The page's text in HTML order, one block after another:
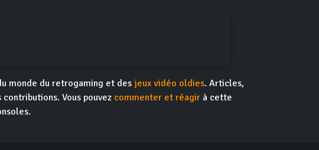
monde du retrogaming et des jeux vidéo oldies. Articles,
Vous pouvez commenter et réagir à cette